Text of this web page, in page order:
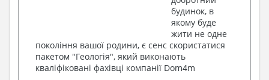
будинок, в
якому буде
жити не одне
покоління вашої родини, є сенс скористатися
пакетом "Геологія", який виконають
кваліфіковані фахівці компанії Dom4m